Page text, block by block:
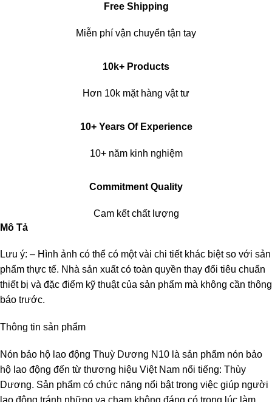
Free Shipping
Miễn phí vận chuyển tận tay
10k+ Products
Hơn 10k mặt hàng vật tư
10+ Years Of Experience
10+ năm kinh nghiệm
Commitment Quality
Cam kết chất lượng
Mô Tả
Lưu ý: – Hình ảnh có thể có một vài chi tiết khác biệt so với sản
phẩm thực tế. Nhà sản xuất có toàn quyền thay đổi tiêu chuẩn
thiết bị và đặc điểm kỹ thuật của sản phẩm mà không cần thông
báo trước.
Thông tin sản phẩm
Nón bảo hộ lao động Thuỳ Dương N10 là sản phẩm nón bảo
hộ lao động đến từ thương hiệu Việt Nam nổi tiếng: Thùy
Dương. Sản phẩm có chức năng nổi bật trong việc giúp người
lao động tránh những va chạm không đáng có trong lúc làm